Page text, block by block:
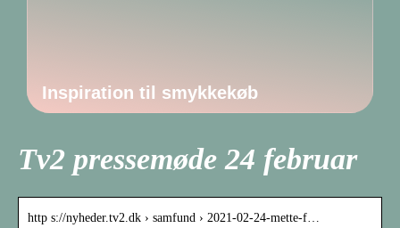
Inspiration til smykkekøb
Tv2 pressemøde 24 februar
http s://nyheder.tv2.dk › samfund › 2021-02-24-mette-f…